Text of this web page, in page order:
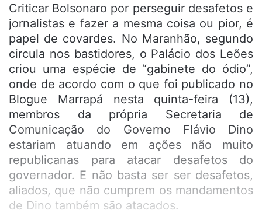
Criticar Bolsonaro por perseguir desafetos e
jornalistas e fazer a mesma coisa ou pior, é
papel de covardes. No Maranhão, segundo
circula nos bastidores, o Palácio dos Leões
criou uma espécie de “gabinete do ódio”,
onde de acordo com o que foi publicado no
Blogue Marrapá nesta quinta-feira (13),
membros da própria Secretaria de
Comunicação do Governo Flávio Dino
estariam atuando em ações não muito
republicanas para atacar desafetos do
governador. E não basta ser ser desafetos,
aliados, que não cumprem os mandamentos
de Dino também são atacados.